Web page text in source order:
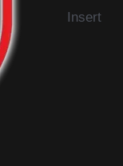
Insert